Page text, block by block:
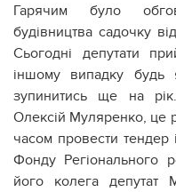
Гарячим було
будівництва садочку
Сьогодні депутати
іншому випадку будь
зупинитись ще на
Олексій Муляренко, це
часом провести
Фонду Регіонального
його колега